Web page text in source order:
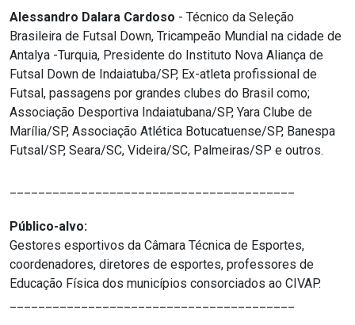
Alessandro Dalara Cardoso - Técnico da Seleção
Brasileira de Futsal Down, Tricampeão Mundial na cidade de
Antalya -Turquia, Presidente do Instituto Nova Aliança de
Futsal Down de Indaiatuba/SP, Ex-atleta profissional de
Futsal, passagens por grandes clubes do Brasil como;
Associação Desportiva Indaiatubana/SP, Yara Clube de
Marília/SP, Associação Atlética Botucatuense/SP, Banespa
Futsal/SP, Seara/SC, Videira/SC, Palmeiras/SP e outros.
Público-alvo:
Gestores esportivos da Câmara Técnica de Esportes,
coordenadores, diretores de esportes, professores de
Educação Física dos municípios consorciados ao CIVAP.